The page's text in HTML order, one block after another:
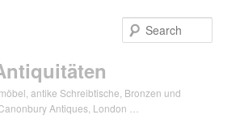
antike Schreibtische, Bronzen und
Antiques, London …